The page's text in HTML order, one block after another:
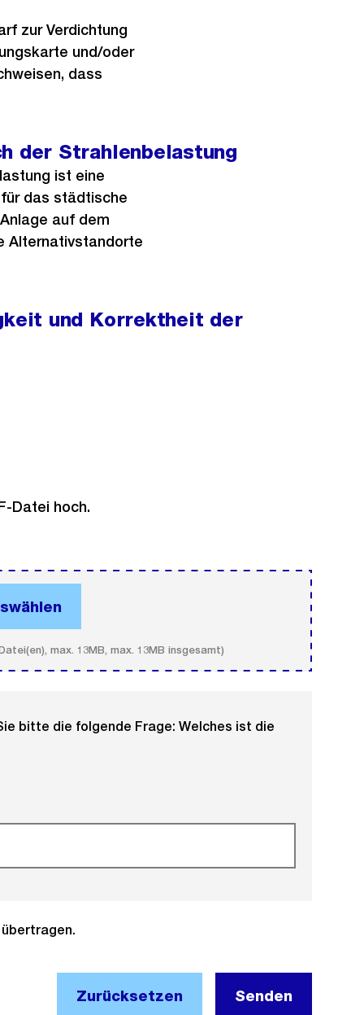
zur Verdichtung
und/oder
dass
der Strahlenbelastung
ist eine
das städtische
auf dem
Alternativstandorte
und Korrektheit der
Datei hoch.
max. 13MB, max. 13MB insgesamt)
bitte die folgende Frage: Welches ist die
Zurücksetzen Senden